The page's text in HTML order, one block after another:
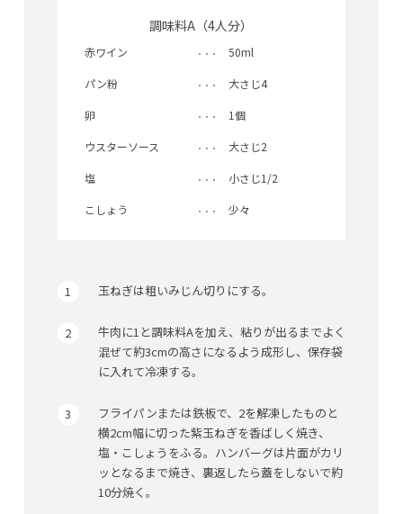
調味料A（4人分）
赤ワイン 50ml
パン粉 大さじ4
卵 1個
ウスターソース 大さじ2
塩 小さじ1/2
こしょう 少々
玉ねぎは粗いみじん切りにする。
牛肉に1と調味料Aを加え、粘りが出るまでよく
混ぜて約3cmの高さになるよう成形し、保存袋
に入れて冷凍する。
フライパンまたは鉄板で、2を解凍したものと
横2cm幅に切った紫玉ねぎを香ばしく焼き、
塩・こしょうをふる。ハンバーグは片面がカリ
ッとなるまで焼き、裏返したら蓋をしないで約
10分焼く。